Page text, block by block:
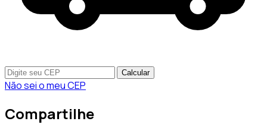
Calcular
Não sei o meu CEP
Compartilhe